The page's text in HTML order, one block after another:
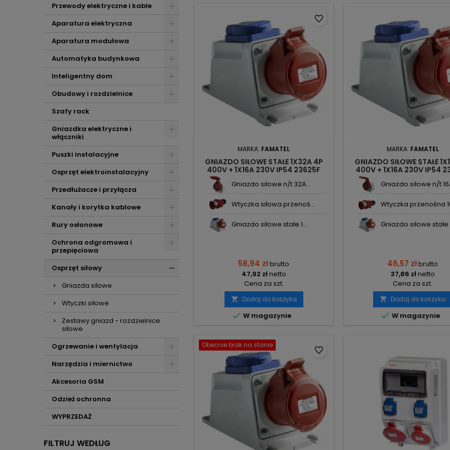
Przewody elektryczne i kable
Aparatura elektryczna
Aparatura modułowa
Automatyka budynkowa
Inteligentny dom
Obudowy i rozdzielnice
Szafy rack
Gniazdka elektryczne i
włączniki
Puszki instalacyjne
Osprzęt elektroinstalacyjny
Przedłużacze i przyłącza
Kanały i korytka kablowe
Rury osłonowe
Ochrona odgromowa i
przepięciowa
Osprzęt siłowy
Gniazda siłowe
Wtyczki siłowe
Zestawy gniazd - rozdzielnice
siłowe
Ogrzewanie i wentylacja
Narzędzia i miernictwo
Akcesoria GSM
Odzież ochronna
WYPRZEDAŻ
FILTRUJ WEDŁUG
MARKA: FAMATEL
GNIAZDO SIŁOWE STAŁE 1X32A 4P
400V + 1X16A 230V IP54 23625F
Gniazdo siłowe n/t 32A...
Wtyczka siłowa przenoś...
Gniazdo siłowe stałe 1...
58,94 złbrutto
47,92 złnetto
Cena za szt.
 Dodaj do koszyka
 W magazynie
favorite_border
MARKA: FAMATEL
GNIAZDO SIŁOWE STAŁE
400V + 1X16A 230V IP54
Gniazdo siłowe n/t
Wtyczka przenośna
Gniazdo siłowe stałe
46,57 złbrutto
37,86 złnetto
Cena za szt.
 Dodaj do koszyka
 W magazynie
Obecnie brak na stanie
favorite_border